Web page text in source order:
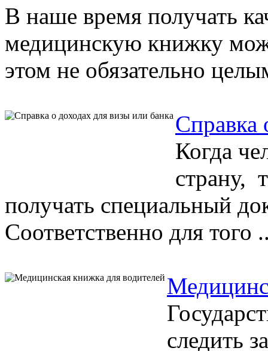
В наше время получать
медицинскую книжку
этом не обязательно
Справка
Когда
страну,
получать специальный
Соответственно для того
следить